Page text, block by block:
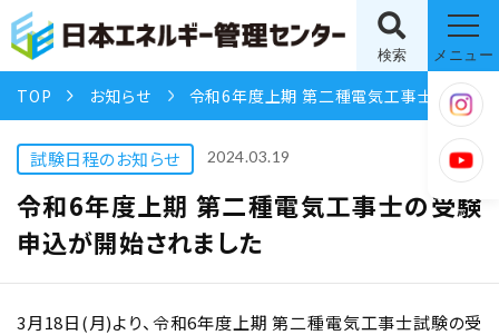
検索 メニュー
TOP お知らせ 令和6年度上期 第二種電気工事士の受験申込が開始されました
試験日程のお知らせ 2024.03.19
令和6年度上期 第二種電気工事士の受験
申込が開始されました
3月18日(月)より、令和6年度上期 第二種電気工事士試験の受